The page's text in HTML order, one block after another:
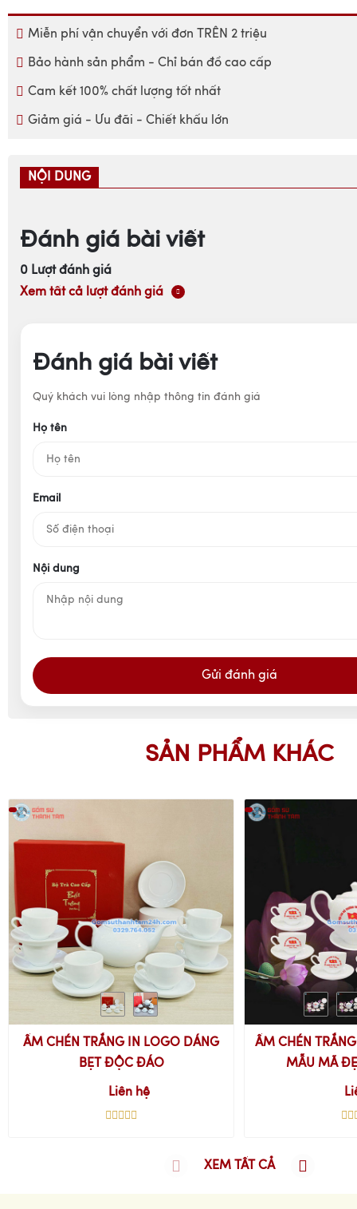
Miễn phí vận chuyển với đơn TRÊN 2 triệu
Bảo hành sản phẩm - Chỉ bán đồ cao cấp
Cam kết 100% chất lượng tốt nhất
Giảm giá - Ưu đãi - Chiết khấu lớn
NỘI DUNG
Đánh giá bài viết
0 Lượt đánh giá
Xem tất cả lượt đánh giá
Đánh giá bài viết
Quý khách vui lòng nhập thông tin đánh giá
Họ tên
Email
Nội dung
Gửi đánh giá
SẢN PHẨM KHÁC
ẤM CHÉN TRẮNG IN LOGO DÁNG
BẸT ĐỘC ĐÁO
Liên hệ
ẤM CHÉN
MẪU MÃ
XEM TẤT CẢ